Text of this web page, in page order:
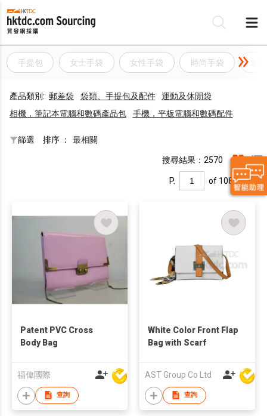
手提包 女士手袋 女性手袋 時尚手袋
產品類別: 郵差袋 袋類、手提包及配件
運動及休閒袋
相機，筆記本電腦和數碼產品包
手機，平板電腦和數碼配件
篩選 排序 ： 最相關
搜尋結果：2570
P. of 108
Patent PVC Cross
Body Bag
福偉國際
查詢
White Color Front Flap
Bag with Scarf
AST Group Co Ltd
查詢